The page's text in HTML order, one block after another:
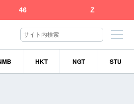
46 Z
HKT NGT STU